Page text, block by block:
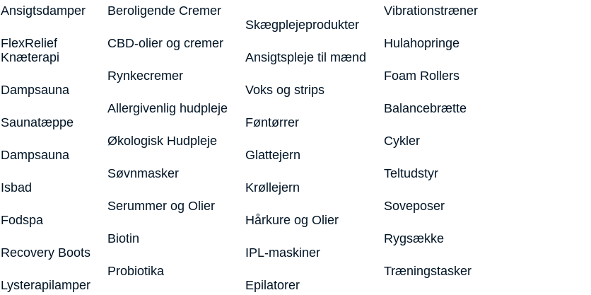
Ansigtsdamper
FlexRelief
Knæterapi
Dampsauna
Saunatæppe
Dampsauna
Isbad
Fodspa
Recovery Boots
Lysterapilamper
Beroligende Cremer
CBD-olier og cremer
Rynkecremer
Allergivenlig hudpleje
Økologisk Hudpleje
Søvnmasker
Serummer og Olier
Biotin
Probiotika
Skægplejeprodukter
Ansigtspleje til mænd
Voks og strips
Føntørrer
Glattejern
Krøllejern
Hårkure og Olier
IPL-maskiner
Epilatorer
Vibrationstræner
Hulahopringe
Foam Rollers
Balancebrætte
Cykler
Teltudstyr
Soveposer
Rygsække
Træningstasker